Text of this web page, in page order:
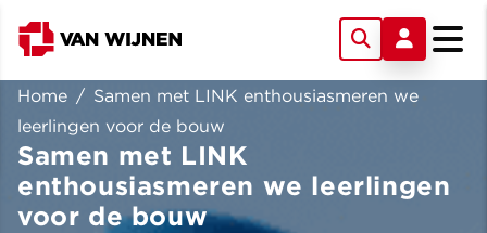
Home / Samen met LINK enthousiasmeren we
leerlingen voor de bouw
Samen met LINK
enthousiasmeren we leerlingen
voor de bouw